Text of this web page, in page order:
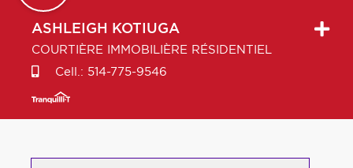
ASHLEIGH KOTIUGA
COURTIÈRE IMMOBILIÈRE RÉSIDENTIEL
Cell.: 514-775-9546